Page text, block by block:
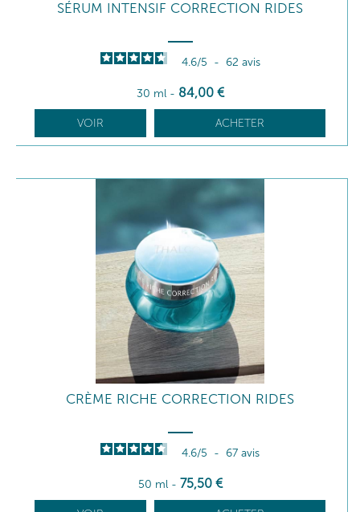
SÉRUM INTENSIF CORRECTION RIDES
4.6/5 - 62 avis
30 ml - 84,00 €
VOIR ACHETER
CRÈME RICHE CORRECTION RIDES
4.6/5 - 67 avis
50 ml - 75,50 €